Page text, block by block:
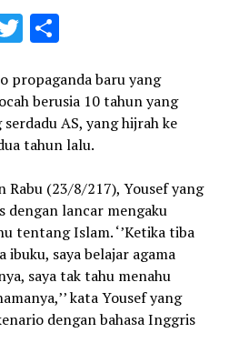
Twitter
Share
propaganda baru yang
berusia 10 tahun yang
AS, yang hijrah ke
tahun lalu.
Rabu (23/8/217), Yousef yang
dengan lancar mengaku
tentang Islam. ‘’Ketika tiba
ibuku, saya belajar agama
saya tak tahu menahu
kata Yousef yang
dengan bahasa Inggris